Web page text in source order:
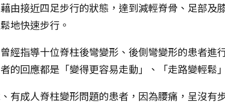
由接近四足步行的狀態，達到減輕脊骨、足部及
地快速步行。
經指導十位脊柱後彎變形、後側彎變形的患者進
的回應都是「變得更容易走動」、「走路變輕鬆
有成人脊柱變形問題的患者，因為腰痛，呈沒有